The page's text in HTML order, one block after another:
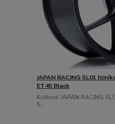
JAPAN RACING SL01
ET45 Black
Kultové JAPAN RACING
5...